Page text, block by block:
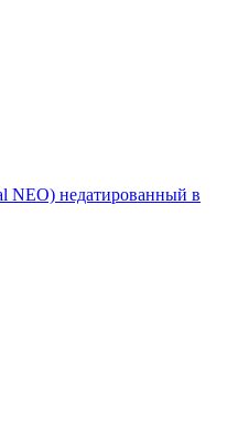
NEO) недатированный в